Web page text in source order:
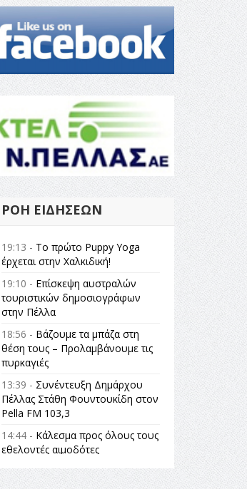
ΡΟΉ ΕΙΔΉΣΕΩΝ
19:13 - Το πρώτο Puppy Yoga
έρχεται στην Χαλκιδική!
19:10 - Επίσκεψη αυστραλών
τουριστικών δημοσιογράφων
στην Πέλλα
18:56 - Βάζουμε τα μπάζα στη
θέση τους – Προλαμβάνουμε τις
πυρκαγιές
13:39 - Συνέντευξη Δημάρχου
Πέλλας Στάθη Φουντουκίδη στον
Pella FM 103,3
14:44 - Κάλεσμα προς όλους τους
εθελοντές αιμοδότες
14:23 -Όλη η Ελλάδα ένας
πολιτισμός Μουσική